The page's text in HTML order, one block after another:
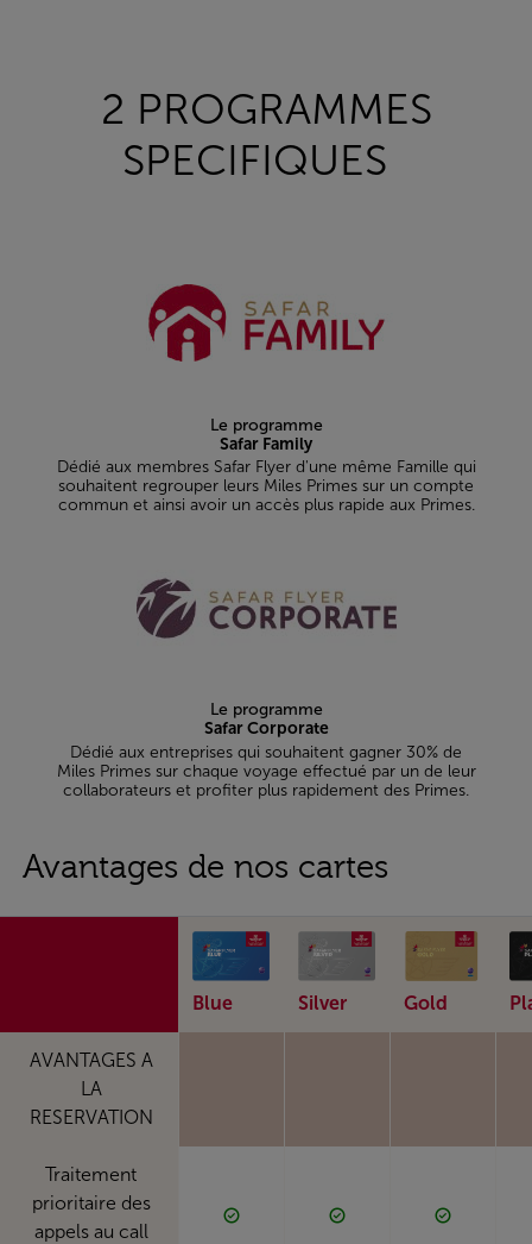
Open in a new window2 PROGRAMMES
SPECIFIQUES
Le programme
Safar Family
Dédié aux membres Safar Flyer d'une même Famille qui
souhaitent regrouper leurs Miles Primes sur un compte
commun et ainsi avoir un accès plus rapide aux Primes.
Le programme
Safar Corporate
Dédié aux entreprises qui souhaitent gagner 30% de
Miles Primes sur chaque voyage effectué par un de leur
collaborateurs et profiter plus rapidement des Primes.
Avantages de nos cartes
Blue Silver Gold
AVANTAGES A
LA
RESERVATION
Traitement
prioritaire des
appels au call